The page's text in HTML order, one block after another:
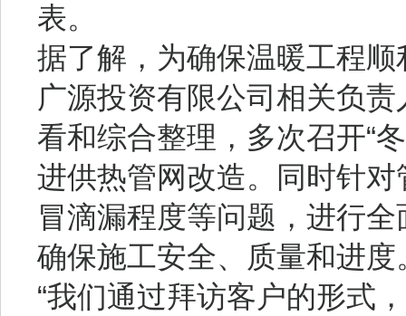
表。
据了解，为确保温暖工程
广源投资有限公司相关负
看和综合整理，多次召开“
进供热管网改造。同时针
冒滴漏程度等问题，进行
确保施工安全、质量和进度
“我们通过拜访客户的形式